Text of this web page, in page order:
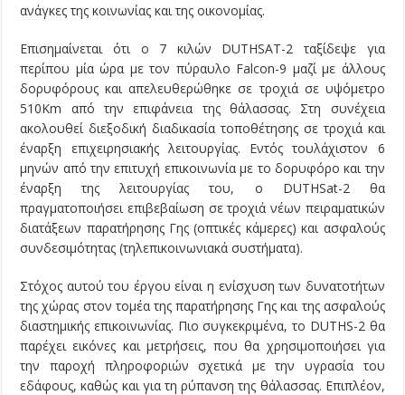
ανάγκες της κοινωνίας και της οικονομίας.
Επισημαίνεται ότι ο 7 κιλών DUTHSAT-2 ταξίδεψε για
περίπου μία ώρα με τον πύραυλο Falcon-9 μαζί με άλλους
δορυφόρους και απελευθερώθηκε σε τροχιά σε υψόμετρο
510Km από την επιφάνεια της θάλασσας. Στη συνέχεια
ακολουθεί διεξοδική διαδικασία τοποθέτησης σε τροχιά και
έναρξη επιχειρησιακής λειτουργίας. Εντός τουλάχιστον 6
μηνών από την επιτυχή επικοινωνία με το δορυφόρο και την
έναρξη της λειτουργίας του, ο DUTHSat-2 θα
πραγματοποιήσει επιβεβαίωση σε τροχιά νέων πειραματικών
διατάξεων παρατήρησης Γης (οπτικές κάμερες) και ασφαλούς
συνδεσιμότητας (τηλεπικοινωνιακά συστήματα).
Στόχος αυτού του έργου είναι η ενίσχυση των δυνατοτήτων
της χώρας στον τομέα της παρατήρησης Γης και της ασφαλούς
διαστημικής επικοινωνίας. Πιο συγκεκριμένα, το DUTHS-2 θα
παρέχει εικόνες και μετρήσεις, που θα χρησιμοποιήσει για
την παροχή πληροφοριών σχετικά με την υγρασία του
εδάφους, καθώς και για τη ρύπανση της θάλασσας. Επιπλέον,